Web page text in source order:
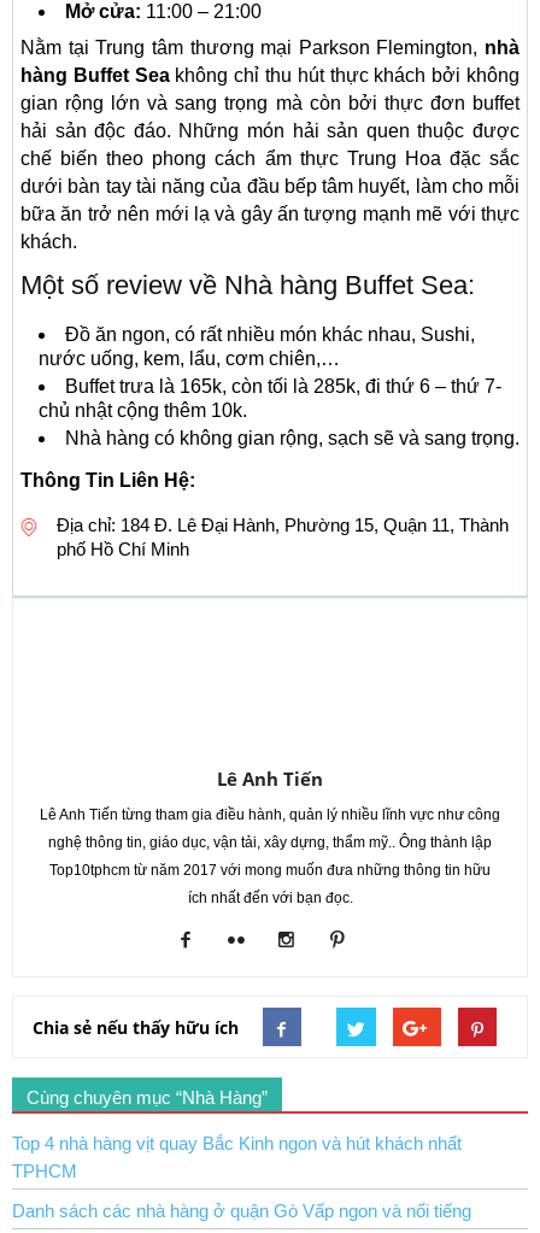
Mở cửa: 11:00 – 21:00
Nằm tại Trung tâm thương mại Parkson Flemington, nhà
hàng Buffet Seakhông chỉ thu hút thực khách bởi không
gian rộng lớn và sang trọng mà còn bởi thực đơn buffet
hải sản độc đáo. Những món hải sản quen thuộc được
chế biến theo phong cách ẩm thực Trung Hoa đặc sắc
dưới bàn tay tài năng của đầu bếp tâm huyết, làm cho mỗi
bữa ăn trở nên mới lạ và gây ấn tượng mạnh mẽ với thực
khách.
Một số review về Nhà hàng Buffet Sea:
Đồ ăn ngon, có rất nhiều món khác nhau, Sushi,
nước uống, kem, lẩu, cơm chiên,…
Buffet trưa là 165k, còn tối là 285k, đi thứ 6 – thứ 7-
chủ nhật cộng thêm 10k.
Nhà hàng có không gian rộng, sạch sẽ và sang trọng.
Thông Tin Liên Hệ:
Địa chỉ: 184 Đ. Lê Đại Hành, Phường 15, Quận 11, Thành
phố Hồ Chí Minh
Lê Anh Tiến
Lê Anh Tiến từng tham gia điều hành, quản lý nhiều lĩnh vực như công
nghệ thông tin, giáo dục, vận tải, xây dựng, thẩm mỹ.. Ông thành lập
Top10tphcm từ năm 2017 với mong muốn đưa những thông tin hữu
ích nhất đến với bạn đọc.
Chia sẻ nếu thấy hữu ích
Cùng chuyên mục “Nhà Hàng”
Top 4 nhà hàng vịt quay Bắc Kinh ngon và hút khách nhất
TPHCM
Danh sách các nhà hàng ở quận Gò Vấp ngon và nổi tiếng